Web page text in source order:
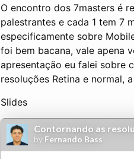
O encontro dos 7masters é
palestrantes e cada 1 tem 7
especificamente sobre
foi bem bacana, vale apena
apresentação eu falei sobre
resoluções Retina e normal,
Slides